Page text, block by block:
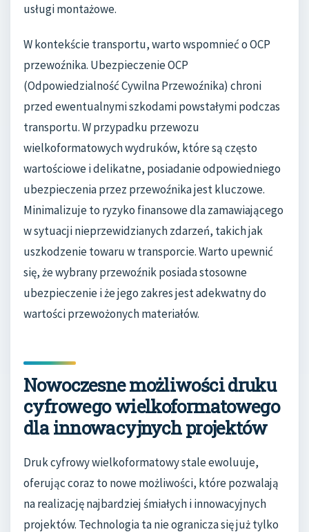
usługi montażowe.
W kontekście transportu, warto wspomnieć o OCP
przewoźnika. Ubezpieczenie OCP
(Odpowiedzialność Cywilna Przewoźnika) chroni
przed ewentualnymi szkodami powstałymi podczas
transportu. W przypadku przewozu
wielkoformatowych wydruków, które są często
wartościowe i delikatne, posiadanie odpowiedniego
ubezpieczenia przez przewoźnika jest kluczowe.
Minimalizuje to ryzyko finansowe dla zamawiającego
w sytuacji nieprzewidzianych zdarzeń, takich jak
uszkodzenie towaru w transporcie. Warto upewnić
się, że wybrany przewoźnik posiada stosowne
ubezpieczenie i że jego zakres jest adekwatny do
wartości przewożonych materiałów.
Nowoczesne możliwości druku
cyfrowego wielkoformatowego
dla innowacyjnych projektów
Druk cyfrowy wielkoformatowy stale ewoluuje,
oferując coraz to nowe możliwości, które pozwalają
na realizację najbardziej śmiałych i innowacyjnych
projektów. Technologia ta nie ogranicza się już tylko